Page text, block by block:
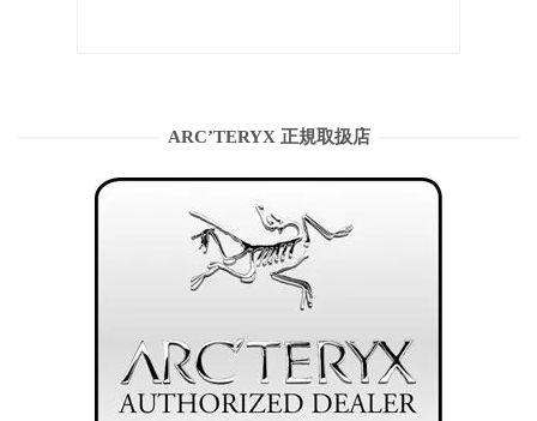
ARC’TERYX 正規取扱店